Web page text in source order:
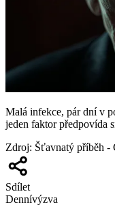
Malá infekce, pár dní v
jeden faktor předpovída
Zdroj: Šťavnatý příběh -
Sdílet
Dennívýzva